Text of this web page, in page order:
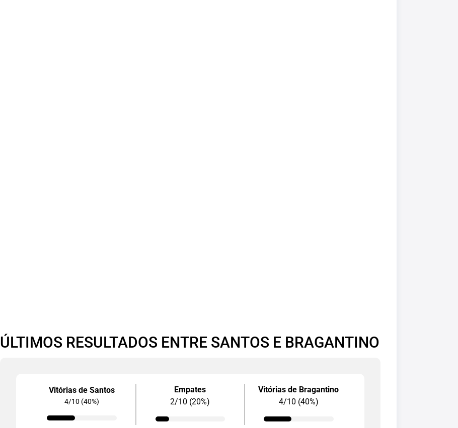
ÚLTIMOS RESULTADOS ENTRE SANTOS E BRAGANTINO
Vitórias de Santos
4/10 (40%)
Empates
2/10 (20%)
Vitórias de Bragantino
4/10 (40%)